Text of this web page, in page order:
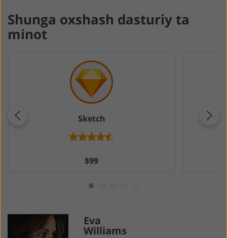
Shunga oxshash dasturiy ta
minot
Sketch
$99
Eva
Williams